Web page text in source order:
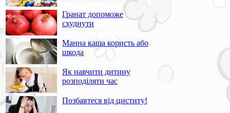
Гранат допоможе
схуднути
Манна каша користь або
шкода
Як навчити дитину
розподіляти час
Позбавтеся від циститу!